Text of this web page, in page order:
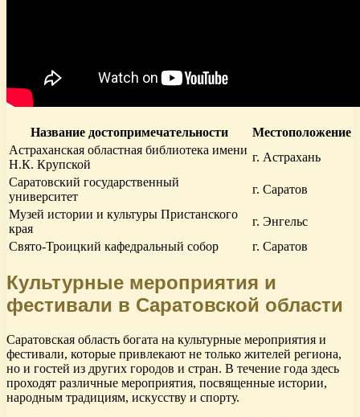
Название достопримечательности
Местоположение
Астраханская областная библиотека имени
Н.К. Крупской
г. Астрахань
Саратовский государственный
университет
г. Саратов
Музей истории и культуры Пристанского
края
г. Энгельс
Свято-Троицкий кафедральный собор
г. Саратов
Культурные мероприятия и
фестивали в Саратовской области
Саратовская область богата на культурные мероприятия и
фестивали, которые привлекают не только жителей региона,
но и гостей из других городов и стран. В течение года здесь
проходят различные мероприятия, посвященные истории,
народным традициям, искусству и спорту.